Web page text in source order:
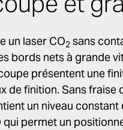
un laser CO2 sans
bords nets à grande
présentent une
de finition. Sans
un niveau
qui permet un